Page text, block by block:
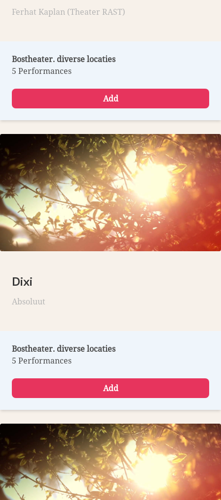
Ferhat Kaplan (Theater RAST)
Bostheater. diverse locaties
5 Performances
Add
Dixi
Absoluut
Bostheater. diverse locaties
5 Performances
Add